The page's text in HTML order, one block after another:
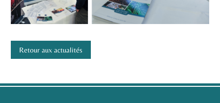
Retour aux actualités